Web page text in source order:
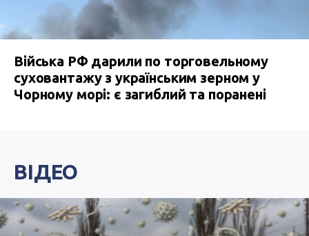
Війська РФ дарили по торговельному
суховантажу з українським зерном у
Чорному морі: є загиблий та поранені
ВІДЕО